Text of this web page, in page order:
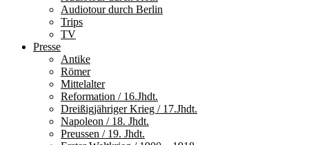
Audiotour durch Berlin
Trips
TV
Presse
Antike
Römer
Mittelalter
Reformation / 16.Jhdt.
Dreißigjähriger Krieg / 17.Jhdt.
Napoleon / 18. Jhdt.
Preussen / 19. Jhdt.